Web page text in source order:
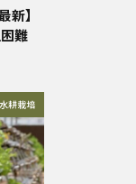
新】
難
水耕栽培